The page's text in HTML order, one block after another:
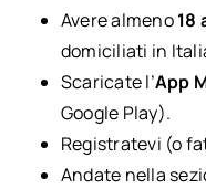
Avere almeno18
domiciliati in
Scaricate l’App
Google Play).
Registratevi (o
Andate nella